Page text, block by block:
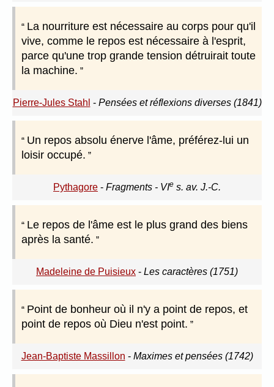
La nourriture est nécessaire au corps pour qu'il
vive, comme le repos est nécessaire à l'esprit,
parce qu'une trop grande tension détruirait toute
la machine.
Pierre-Jules Stahl - Pensées et réflexions diverses (1841)
Un repos absolu énerve l'âme, préférez-lui un
loisir occupé.
Pythagore - Fragments - VIe s. av. J.-C.
Le repos de l'âme est le plus grand des biens
après la santé.
Madeleine de Puisieux - Les caractères (1751)
Point de bonheur où il n'y a point de repos, et
point de repos où Dieu n'est point.
Jean-Baptiste Massillon - Maximes et pensées (1742)